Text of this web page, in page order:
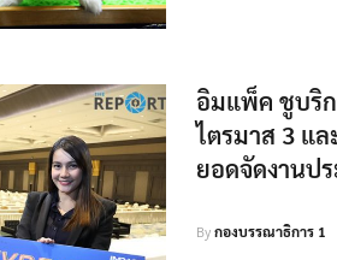
อิมแพ็ค ชูบริก
ไตรมาส 3 แ
ยอดจัดงานป
Byกองบรรณาธิการ 1